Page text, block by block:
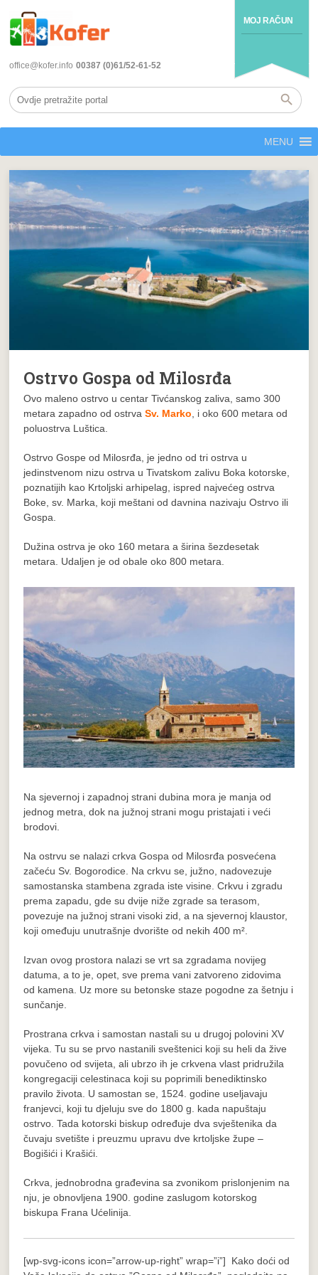
MOJ RAČUN
office@kofer.info 00387 (0)61/52-61-52
MENU
Ostrvo Gospa od Milosrđa
Ovo maleno ostrvo u centar Tivćanskog zaliva, samo 300
metara zapadno od ostrvaSv. Marko , i oko 600 metara od
poluostrva Luštica.
Ostrvo Gospe od Milosrđa, je jedno od tri ostrva u
jedinstvenom nizu ostrva u Tivatskom zalivu Boka kotorske,
poznatijih kao Krtoljski arhipelag, ispred najvećeg ostrva
Boke, sv. Marka, koji meštani od davnina nazivaju Ostrvo ili
Gospa.
Dužina ostrva je oko 160 metara a širina šezdesetak
metara. Udaljen je od obale oko 800 metara.
Na sjevernoj i zapadnoj strani dubina mora je manja od
jednog metra, dok na južnoj strani mogu pristajati i veći
brodovi.
Na ostrvu se nalazi crkva Gospa od Milosrđa posvećena
začeću Sv. Bogorodice. Na crkvu se, južno, nadovezuje
samostanska stambena zgrada iste visine. Crkvu i zgradu
prema zapadu, gde su dvije niže zgrade sa terasom,
povezuje na južnoj strani visoki zid, a na sjevernoj klaustor,
koji omeđuju unutrašnje dvorište od nekih 400 m².
Izvan ovog prostora nalazi se vrt sa zgradama novijeg
datuma, a to je, opet, sve prema vani zatvoreno zidovima
od kamena. Uz more su betonske staze pogodne za šetnju i
sunčanje.
Prostrana crkva i samostan nastali su u drugoj polovini XV
vijeka. Tu su se prvo nastanili sveštenici koji su heli da žive
povučeno od svijeta, ali ubrzo ih je crkvena vlast pridružila
kongregaciji celestinaca koji su poprimili benediktinsko
pravilo života. U samostan se, 1524. godine useljavaju
franjevci, koji tu djeluju sve do 1800 g. kada napuštaju
ostrvo. Tada kotorski biskup određuje dva svještenika da
čuvaju svetište i preuzmu upravu dve krtoljske župe –
Bogišići i Krašići.
Crkva, jednobrodna građevina sa zvonikom prislonjenim na
nju, je obnovljena 1900. godine zaslugom kotorskog
biskupa Frana Ućelinija.
[wp-svg-icons icon=”arrow-up-right” wrap=”i”] Kako doći od